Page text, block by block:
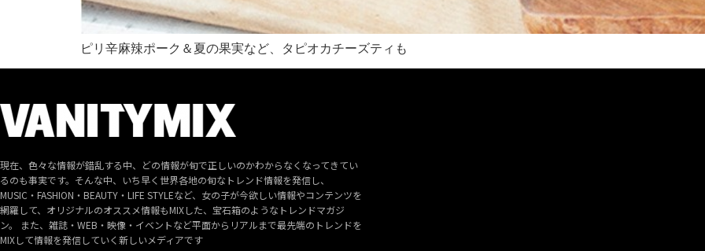
ピリ辛麻辣ポーク＆夏の果実など、タピオカチーズティも
現在、色々な情報が錯乱する中、どの情報が旬で正しいのかわからなくなってきてい
るのも事実です。そんな中、いち早く世界各地の旬なトレンド情報を発信し、
MUSIC・FASHION・BEAUTY・LIFE STYLEなど、女の子が今欲しい情報やコンテンツを
網羅して、オリジナルのオススメ情報もMIXした、宝石箱のようなトレンドマガジ
ン。 また、雑誌・WEB・映像・イベントなど平面からリアルまで最先端のトレンドを
MIXして情報を発信していく新しいメディアです